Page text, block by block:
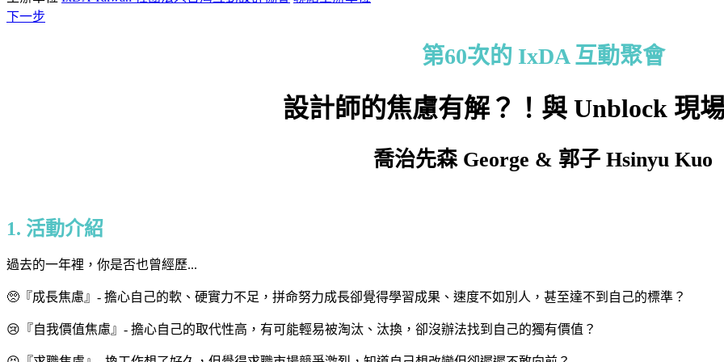
下一步
第60次的 IxDA 互動聚會
設計師的焦慮有解？！ 與 Unblock 現
喬治先森 George & 郭子 Hsinyu Kuo
1. 活動介紹
過去的一年裡，你是否也曾經歷...
🥺『成長焦慮』- 擔心自己的軟、硬實力不足，拼命努力成長卻覺得學習成果、速度不如別人，甚至達不到自己的標準？
😢『自我價值焦慮』- 擔心自己的取代性高，有可能輕易被淘汰、汰換，卻沒辦法找到自己的獨有價值？